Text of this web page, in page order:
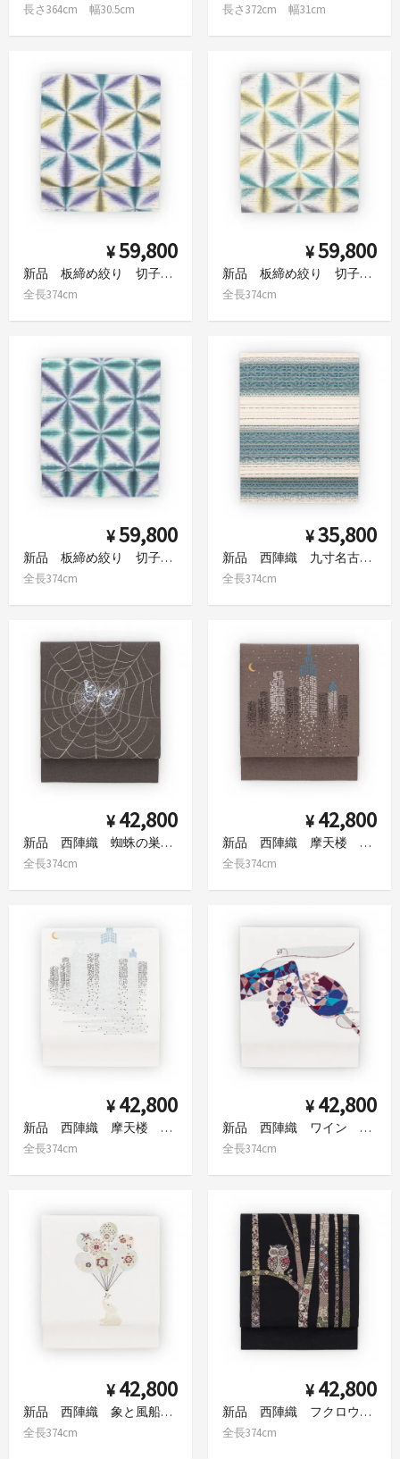
長さ364cm 幅30.5cm 長さ372cm 幅31cm
¥59,800
新品 板締め絞り 切子 緑青×黄色×紫 九寸名古屋帯
全長374cm
¥59,800
新品 板締め絞り 切子 三色 九寸名古屋帯
全長374cm
¥59,800
新品 板締め絞り 切子 緑青×紫 九寸名古屋帯
全長374cm
¥35,800
新品 西陣織 九寸名古屋帯
全長374cm
¥ 42,800
新品 西陣織 蜘蛛の巣 九寸名古屋帯
全長374cm
¥ 42,800
新品 西陣織 摩天楼 ブラウン 九寸名古屋帯
全長374cm
¥ 42,800
新品 西陣織 摩天楼 白 九寸名古屋帯
全長374cm
¥ 42,800
新品 西陣織 ワイン 九寸名古屋帯
全長374cm
¥ 42,800
新品 西陣織 象と風船 九寸名古屋帯
全長374cm
¥ 42,800
新品 西陣織 フクロウ 九寸名古屋帯
全長374cm